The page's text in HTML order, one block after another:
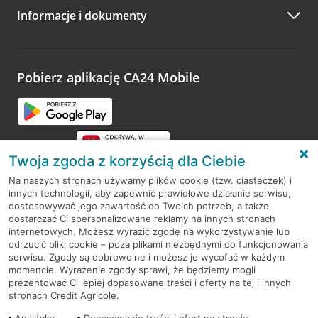
Zachęcamy do podzielenia się z nami opinią o wizycie.
opinie.
Informacje i dokumenty
Pobierz aplikację CA24 Mobile
RODO
Regulamin serwisu
Mapa serwisu
PolitykaCookies
Twoja zgoda z korzyścią dla Ciebie
Na naszych stronach używamy plików cookie (tzw. ciasteczek) i
innych technologii, aby zapewnić prawidłowe działanie serwisu,
dostosowywać jego zawartość do Twoich potrzeb, a także
dostarczać Ci spersonalizowane reklamy na innych stronach
internetowych. Możesz wyrazić zgodę na wykorzystywanie lub
odrzucić pliki cookie – poza plikami niezbędnymi do funkcjonowania
serwisu. Zgody są dobrowolne i możesz je wycofać w każdym
momencie. Wyrażenie zgody sprawi, że będziemy mogli
prezentować Ci lepiej dopasowane treści i oferty na tej i innych
stronach Credit Agricole.